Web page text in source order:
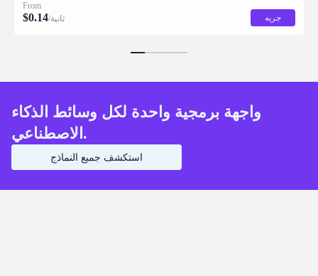
From
$0.14 /ثانية جربه
واجهة برمجية واحدة لكل وسائط الذكاء
الاصطناعي.
استكشف جميع النماذج